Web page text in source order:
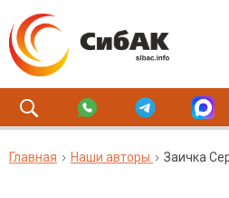
Главная Наши авторы Заичка